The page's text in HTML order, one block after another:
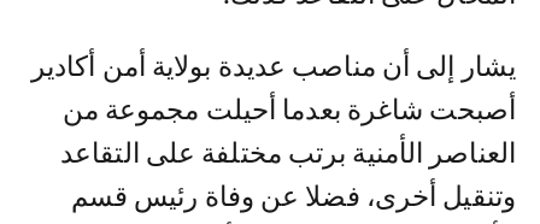
يشار إلى أن مناصب عديدة بولاية أمن أكادير
أصبحت شاغرة بعدما أحيلت مجموعة من
العناصر الأمنية برتب مختلفة على التقاعد
وتنقيل أخرى، فضلا عن وفاة رئيس قسم